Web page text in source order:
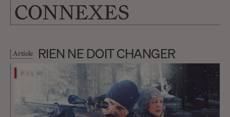
CONNEXES
Article RIEN NE DOIT CHANGER